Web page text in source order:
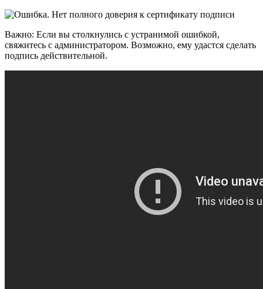
Важно: Если вы столкнулись с устранимой ошибкой,
свяжитесь с администратором. Возможно, ему удастся сделать
подпись действительной.